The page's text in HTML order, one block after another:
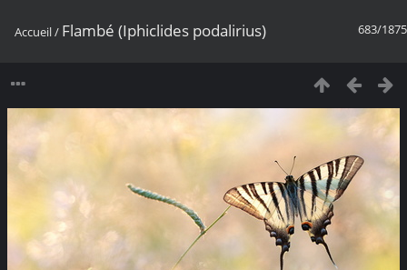
683/1875
Accueil/ Flambé (Iphiclides podalirius)